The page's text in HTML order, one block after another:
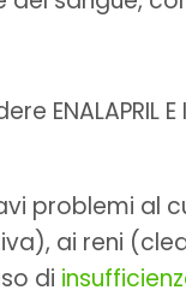
E
problemi al
ai reni
di